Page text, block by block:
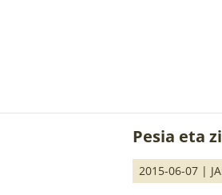
Pesia eta
2015-06-07 |